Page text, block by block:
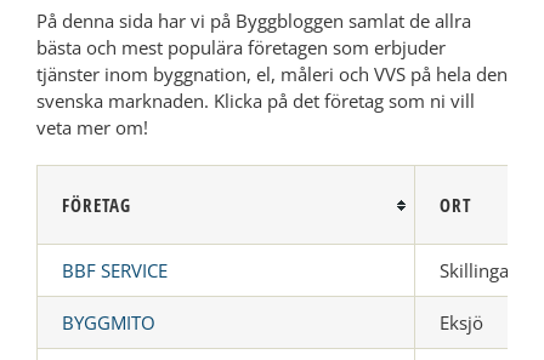
På denna sida har vi på Byggbloggen samlat de allra
bästa och mest populära företagen som erbjuder
tjänster inom byggnation, el, måleri och VVS på hela den
svenska marknaden. Klicka på det företag som ni vill
veta mer om!
FÖRETAG ORT
BBF SERVICE Skillingaryd
BYGGMITO Eksjö